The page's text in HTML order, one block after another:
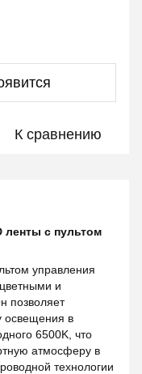
К сравнению
ленты с пультом
управления
и
позволяет
освещения в
6500K, что
атмосферу в
технологии